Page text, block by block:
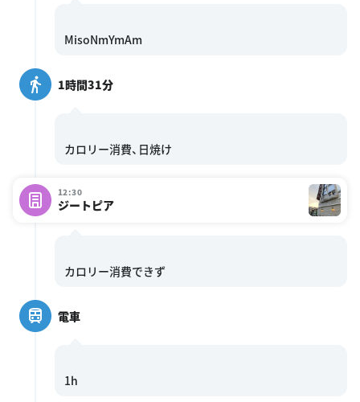
1時間31分
12:30
ジートピア
電車